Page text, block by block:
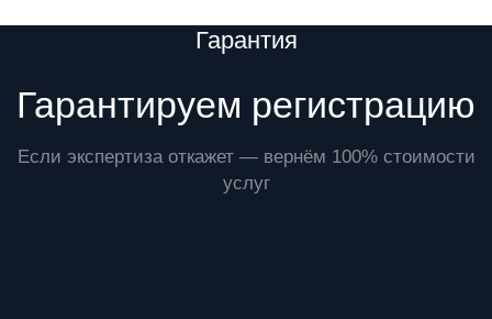
Гарантия
Гарантируем регистрацию
Если экспертиза откажет — вернём 100% стоимости
услуг